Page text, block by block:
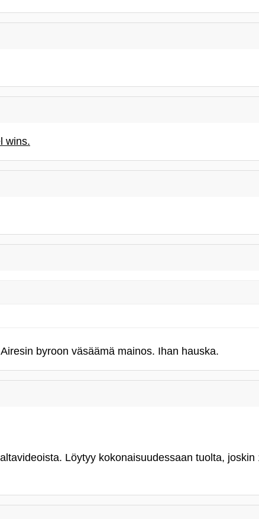
wins.
byroon väsäämä mainos. Ihan hauska.
Löytyy kokonaisuudessaan tuolta, joskin